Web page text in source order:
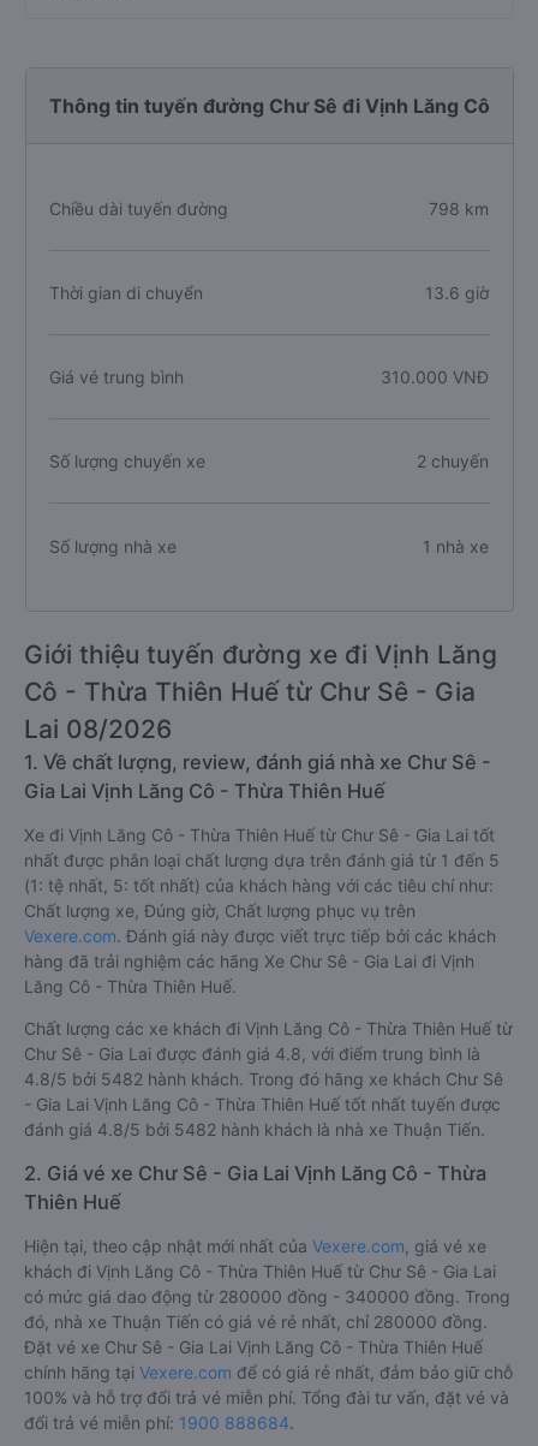
Thông tin tuyến đường Chư Sê đi Vịnh Lăng Cô
Chiều dài tuyến đường 798 km
Thời gian di chuyển 13.6 giờ
Giá vé trung bình 310.000 VNĐ
Số lượng chuyến xe 2 chuyến
Số lượng nhà xe 1 nhà xe
Giới thiệu tuyến đường xe đi Vịnh Lăng
Cô - Thừa Thiên Huế từ Chư Sê - Gia
Lai 08/2026
1. Về chất lượng, review, đánh giá nhà xe Chư Sê -
Gia Lai Vịnh Lăng Cô - Thừa Thiên Huế
Xe đi Vịnh Lăng Cô - Thừa Thiên Huế từ Chư Sê - Gia Lai tốt
nhất được phân loại chất lượng dựa trên đánh giá từ 1 đến 5
(1: tệ nhất, 5: tốt nhất) của khách hàng với các tiêu chí như:
Chất lượng xe, Đúng giờ, Chất lượng phục vụ trên
Vexere.com. Đánh giá này được viết trực tiếp bởi các khách
hàng đã trải nghiệm các hãng Xe Chư Sê - Gia Lai đi Vịnh
Lăng Cô - Thừa Thiên Huế.
Chất lượng các xe khách đi Vịnh Lăng Cô - Thừa Thiên Huế từ
Chư Sê - Gia Lai được đánh giá 4.8, với điểm trung bình là
4.8/5 bởi 5482 hành khách. Trong đó hãng xe khách Chư Sê
- Gia Lai Vịnh Lăng Cô - Thừa Thiên Huế tốt nhất tuyến được
đánh giá 4.8/5 bởi 5482 hành khách là nhà xe Thuận Tiến.
2. Giá vé xe Chư Sê - Gia Lai Vịnh Lăng Cô - Thừa
Thiên Huế
Hiện tại, theo cập nhật mới nhất của Vexere.com , giá vé xe
khách đi Vịnh Lăng Cô - Thừa Thiên Huế từ Chư Sê - Gia Lai
có mức giá dao động từ 280000 đồng - 340000 đồng. Trong
đó, nhà xe Thuận Tiến có giá vé rẻ nhất, chỉ 280000 đồng.
Đặt vé xe Chư Sê - Gia Lai Vịnh Lăng Cô - Thừa Thiên Huế
chính hãng tại Vexere.com để có giá rẻ nhất, đảm bảo giữ chỗ
100% và hỗ trợ đổi trả vé miễn phí. Tổng đài tư vấn, đặt vé và
đổi trả vé miễn phí: 1900 888684.